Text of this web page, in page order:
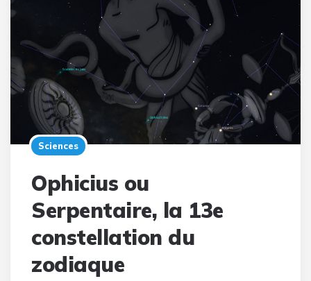
Sciences
Ophicius ou
Serpentaire, la 13e
constellation du
zodiaque